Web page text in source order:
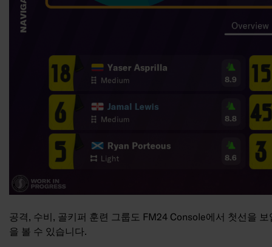
공격, 수비, 골키퍼 훈련 그룹도 FM24 Console에서 첫선을
을 볼 수 있습니다.